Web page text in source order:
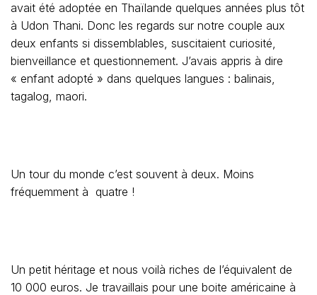
avait été adoptée en Thaïlande quelques années plus tôt
à Udon Thani. Donc les regards sur notre couple aux
deux enfants si dissemblables, suscitaient curiosité,
bienveillance et questionnement. J’avais appris à dire
« enfant adopté » dans quelques langues : balinais,
tagalog, maori.
Un tour du monde c’est souvent à deux. Moins
fréquemment à quatre !
Un petit héritage et nous voilà riches de l’équivalent de
10 000 euros. Je travaillais pour une boite américaine à